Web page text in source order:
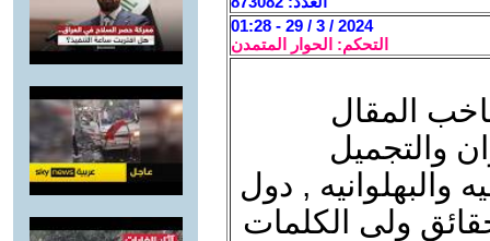
2024 / 3 / 29 - 01:28
التحكم: الحوار المتمدن
المقال
والتجميل
والبهلوانيه , دول
ولى الكلمات